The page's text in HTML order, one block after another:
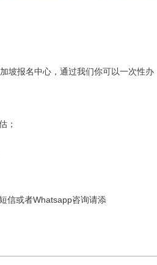
坡报名中心，通过我们你可以一次性办
；
信或者Whatsapp咨询请添